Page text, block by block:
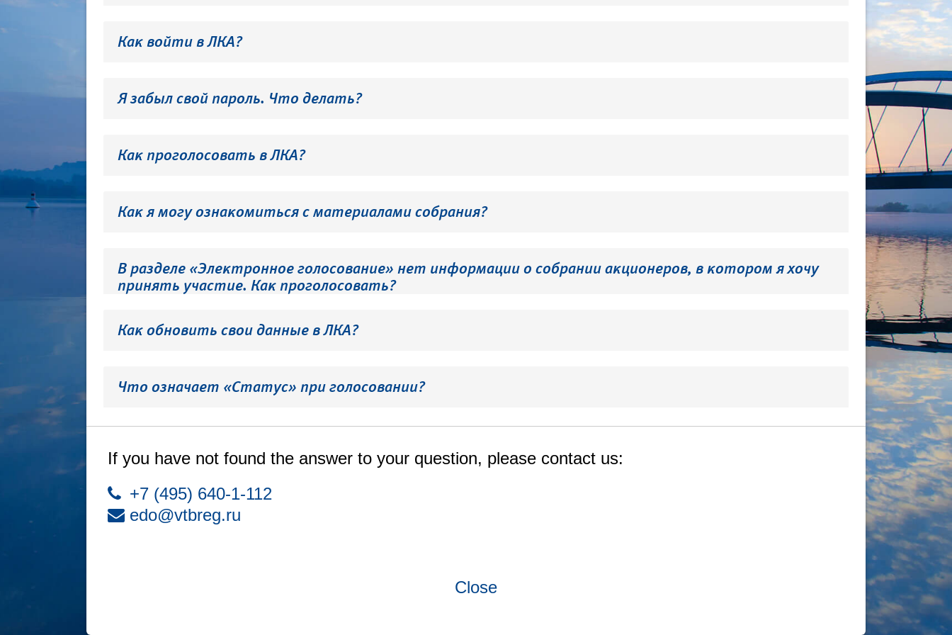
Как войти в ЛКА?
Я забыл свой пароль. Что делать?
Как проголосовать в ЛКА?
Как я могу ознакомиться с материалами собрания?
В разделе «Электронное голосование» нет информации о собрании акционеров, в котором я хочу
принять участие. Как проголосовать?
Как обновить свои данные в ЛКА?
Что означает «Статус» при голосовании?
If you have not found the answer to your question, please contact us:
+7 (495) 640-1-112
edo@vtbreg.ru
Close